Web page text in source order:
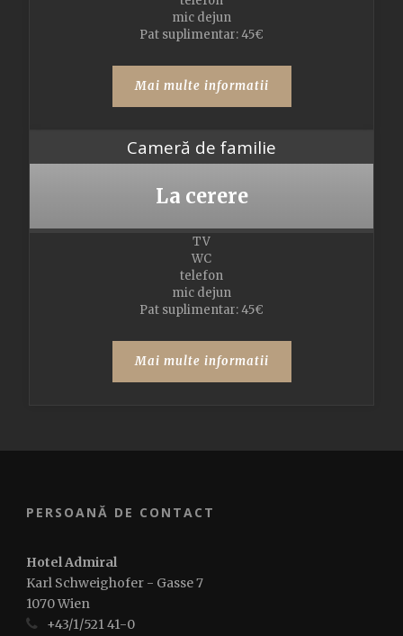
mic dejun
Pat suplimentar: 45€
Mai multe informatii
Cameră de familie
La cerere
TV
WC
telefon
mic dejun
Pat suplimentar: 45€
Mai multe informatii
PERSOANĂ DE CONTACT
Hotel Admiral
Karl Schweighofer - Gasse 7
1070 Wien
+43/1/521 41-0